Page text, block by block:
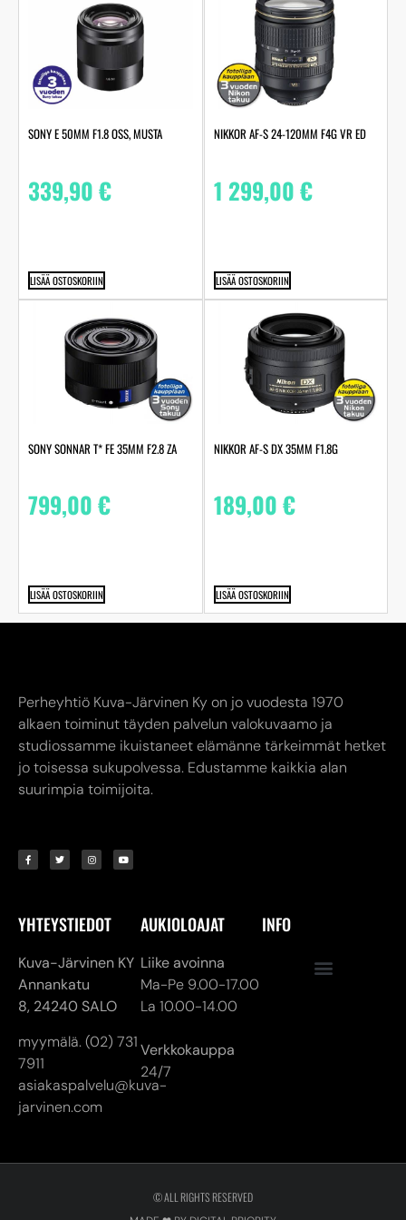
SONY E 50MM F1.8 OSS, MUSTA
339,90€
LISÄÄ OSTOSKORIIN
NIKKOR AF-S 24-120MM F4G VR ED
1 299,00€
LISÄÄ OSTOSKORIIN
SONY SONNAR T* FE 35MM F2.8 ZA
799,00€
LISÄÄ OSTOSKORIIN
NIKKOR AF-S DX 35MM F1.8G
189,00€
LISÄÄ OSTOSKORIIN
Perheyhtiö Kuva-Järvinen Ky on jo vuodesta 1970
alkaen toiminut täyden palvelun valokuvaamo ja
studiossamme ikuistaneet elämänne tärkeimmät hetket
jo toisessa sukupolvessa. Edustamme kaikkia alan
suurimpia toimijoita.
YHTEYSTIEDOT
Kuva-Järvinen KY
Annankatu
8, 24240 SALO
myymälä. (02) 731
7911
asiakaspalvelu@kuva-
jarvinen.com
AUKIOLOAJAT
Liike avoinna
Ma-Pe 9.00-17.00
La 10.00-14.00
Verkkokauppa
24/7
INFO
© ALL RIGHTS RESERVED